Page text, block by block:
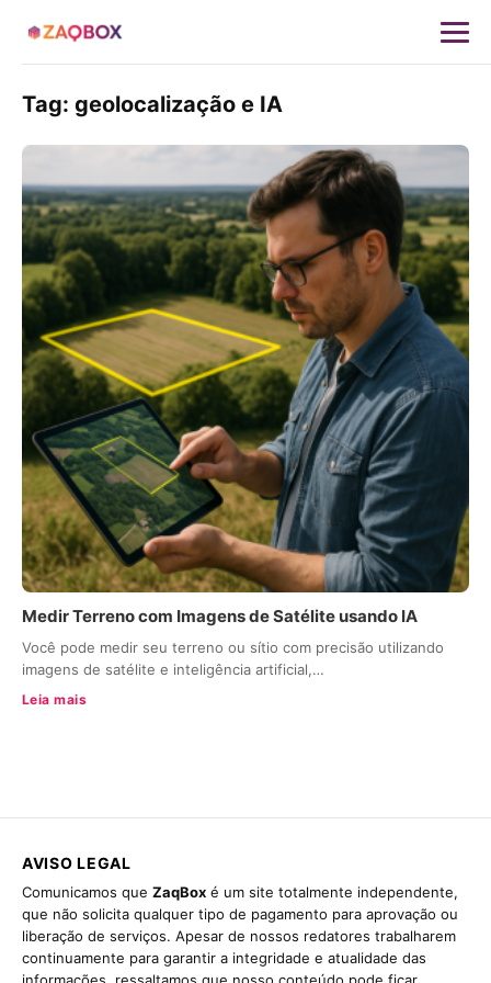
Tag: geolocalização e IA
Medir Terreno com Imagens de Satélite usando IA
Você pode medir seu terreno ou sítio com precisão utilizando
imagens de satélite e inteligência artificial,…
Leia mais
AVISO LEGAL
Comunicamos que ZaqBox é um site totalmente independente,
que não solicita qualquer tipo de pagamento para aprovação ou
liberação de serviços. Apesar de nossos redatores trabalharem
continuamente para garantir a integridade e atualidade das